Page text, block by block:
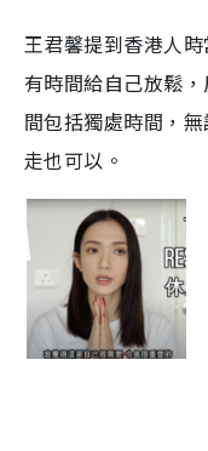
王君馨提到香港人
有時間給自己放鬆
間包括獨處時間，
走也可以。